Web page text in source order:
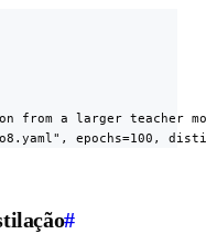
from a larger teacher
epochs=100,
#